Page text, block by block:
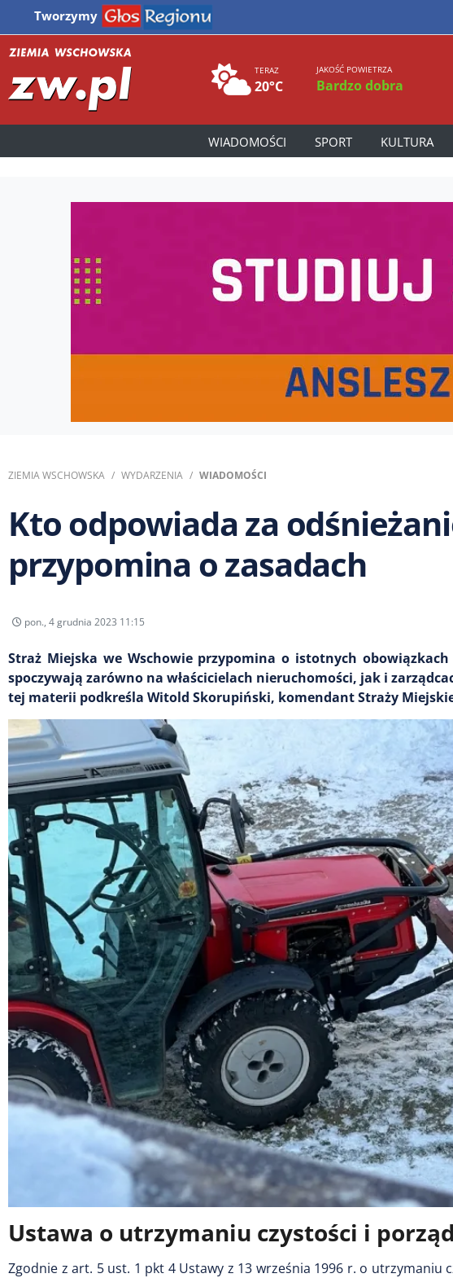
Tworzymy
TERAZ
20°C
JAKOŚĆ POWIETRZA
Bardzo dobra
WIADOMOŚCI SPORT KULTURA
ZIEMIA WSCHOWSKA WYDARZENIA WIADOMOŚCI
Kto odpowiada za
przypomina o zasadach
pon., 4 grudnia 2023 11:15
Straż Miejska we Wschowie przypomina o istotnych
spoczywają zarówno na właścicielach nieruchomości, jak i
tej materii podkreśla Witold Skorupiński, komendant Straży
Ustawa o utrzymaniu czystości i
Zgodnie z art. 5 ust. 1 pkt 4 Ustawy z 13 września 1996 r. o utrzymaniu